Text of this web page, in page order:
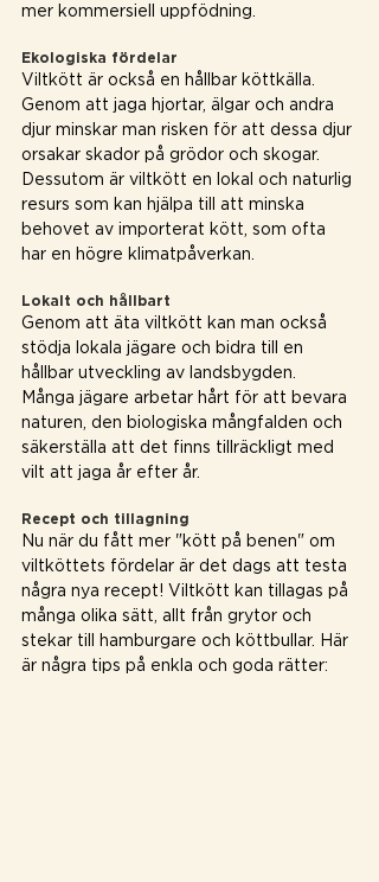
mer kommersiell uppfödning.
Ekologiska fördelar
Viltkött är också en hållbar köttkälla.
Genom att jaga hjortar, älgar och andra
djur minskar man risken för att dessa djur
orsakar skador på grödor och skogar.
Dessutom är viltkött en lokal och naturlig
resurs som kan hjälpa till att minska
behovet av importerat kött, som ofta
har en högre klimatpåverkan.
Lokalt och hållbart
Genom att äta viltkött kan man också
stödja lokala jägare och bidra till en
hållbar utveckling av landsbygden.
Många jägare arbetar hårt för att bevara
naturen, den biologiska mångfalden och
säkerställa att det finns tillräckligt med
vilt att jaga år efter år.
Recept och tillagning
Nu när du fått mer "kött på benen" om
viltköttets fördelar är det dags att testa
några nya recept! Viltkött kan tillagas på
många olika sätt, allt från grytor och
stekar till hamburgare och köttbullar. Här
är några tips på enkla och goda rätter: